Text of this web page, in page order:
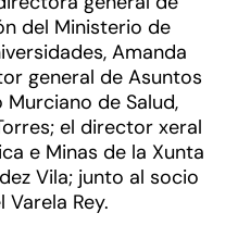
del Ministerio de
Amanda
general de Asuntos
de Salud,
el director xeral
e Minas de la Xunta
Vila; junto al socio
Rey.